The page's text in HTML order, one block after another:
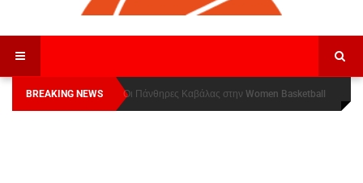
BREAKING NEWS
Οι Πάνθηρες Καβάλας στην Women Basketball
League 1
Αναχώρησε για τα Γιάννενα η Εθνική Γυναικών